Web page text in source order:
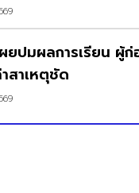
ยปมผลการเรียน ผู้
สาเหตุชัด